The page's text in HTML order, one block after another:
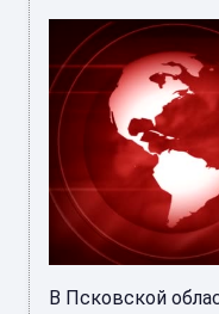
В Псковской